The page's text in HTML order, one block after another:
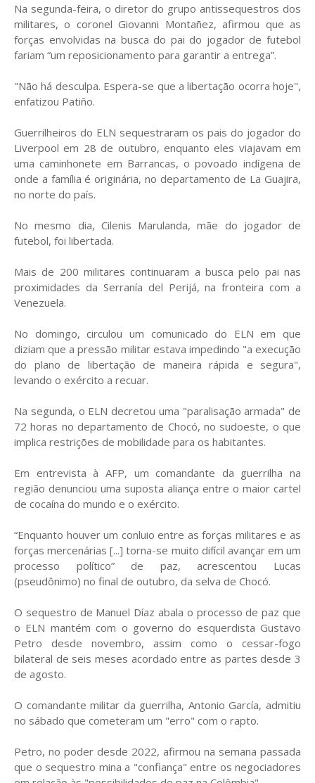
Na segunda-feira, o diretor do grupo antissequestros dos
militares, o coronel Giovanni Montañez, afirmou que as
forças envolvidas na busca do pai do jogador de futebol
fariam “um reposicionamento para garantir a entrega”.
"Não há desculpa. Espera-se que a libertação ocorra hoje",
enfatizou Patiño.
Guerrilheiros do ELN sequestraram os pais do jogador do
Liverpool em 28 de outubro, enquanto eles viajavam em
uma caminhonete em Barrancas, o povoado indígena de
onde a família é originária, no departamento de La Guajira,
no norte do país.
No mesmo dia, Cilenis Marulanda, mãe do jogador de
futebol, foi libertada.
Mais de 200 militares continuaram a busca pelo pai nas
proximidades da Serranía del Perijá, na fronteira com a
Venezuela.
No domingo, circulou um comunicado do ELN em que
diziam que a pressão militar estava impedindo "a execução
do plano de libertação de maneira rápida e segura",
levando o exército a recuar.
Na segunda, o ELN decretou uma "paralisação armada" de
72 horas no departamento de Chocó, no sudoeste, o que
implica restrições de mobilidade para os habitantes.
Em entrevista à AFP, um comandante da guerrilha na
região denunciou uma suposta aliança entre o maior cartel
de cocaína do mundo e o exército.
“Enquanto houver um conluio entre as forças militares e as
forças mercenárias [...] torna-se muito difícil avançar em um
processo político” de paz, acrescentou Lucas
(pseudônimo) no final de outubro, da selva de Chocó.
O sequestro de Manuel Díaz abala o processo de paz que
o ELN mantém com o governo do esquerdista Gustavo
Petro desde novembro, assim como o cessar-fogo
bilateral de seis meses acordado entre as partes desde 3
de agosto.
O comandante militar da guerrilha, Antonio García, admitiu
no sábado que cometeram um "erro" com o rapto.
Petro, no poder desde 2022, afirmou na semana passada
que o sequestro mina a "confiança" entre os negociadores